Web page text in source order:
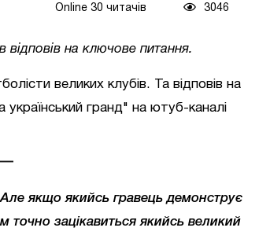
Online 30 читачів 3046
відповів на ключове питання.
великих клубів. Та відповів на
український гранд" на ютуб-каналі
якщо якийсь гравець демонструє
точно зацікавиться якийсь великий